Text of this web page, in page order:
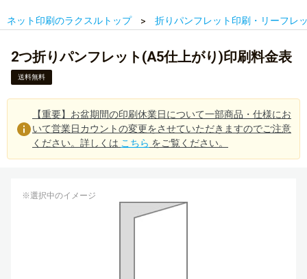
ネット印刷のラクスルトップ 折りパンフレット印刷・リーフレ
2つ折りパンフレット(A5仕上がり)印刷料金表
送料無料
【重要】お盆期間の印刷休業日について一部商品・仕様にお
いて営業日カウントの変更をさせていただきますのでご注意
ください。詳しくは こちら をご覧ください。
※選択中のイメージ